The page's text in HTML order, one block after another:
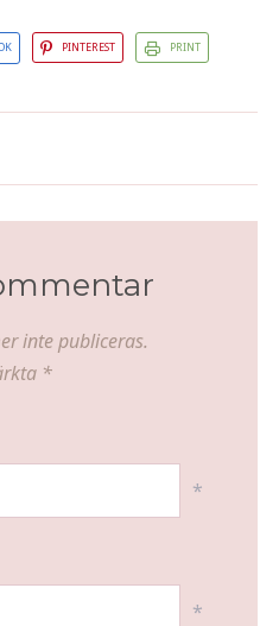
PINTEREST PRINT
inte publiceras.
*
*
*